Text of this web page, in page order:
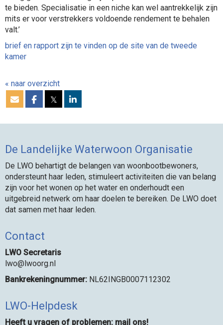
te bieden. Specialisatie in een niche kan wel aantrekkelijk zijn
mits er voor verstrekkers voldoende rendement te behalen
valt.’
brief en rapport zijn te vinden op de site van de tweede
kamer
« naar overzicht
𝕏
De Landelijke Waterwoon Organisatie
De LWO behartigt de belangen van woonbootbewoners,
ondersteunt haar leden, stimuleert activiteiten die van belang
zijn voor het wonen op het water en onderhoudt een
uitgebreid netwerk om haar doelen te bereiken. De LWO doet
dat samen met haar leden.
Contact
LWO Secretaris
owl@lwoorg.nl
Bankrekeningnummer: NL62INGB0007112302
LWO-Helpdesk
Heeft u vragen of problemen: mail ons!